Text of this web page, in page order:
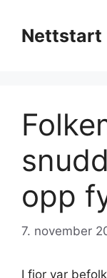
innholdNettstart
opp
7. november
I fjor var